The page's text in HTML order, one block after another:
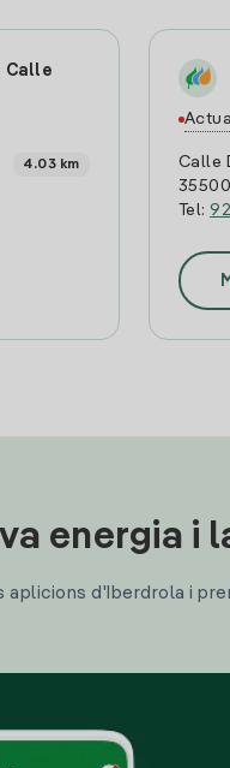
Calle
4.03 km
Calle
Tel:
energia i
d'Iberdrola i